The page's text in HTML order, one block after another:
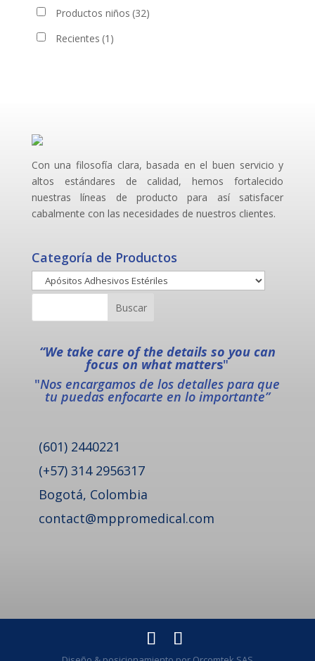
Productos niños (32)
Recientes (1)
Con una filosofía clara, basada en el buen servicio y
altos estándares de calidad, hemos fortalecido
nuestras líneas de producto para así satisfacer
cabalmente con las necesidades de nuestros clientes.
Categoría de Productos
“We take care of the details so you can
focus on what matters"
"Nos encargamos de los detalles para que
tu puedas enfocarte en lo importante”
(601) 2440221
(+57) 314 2956317
Bogotá, Colombia
contact@mppromedical.com